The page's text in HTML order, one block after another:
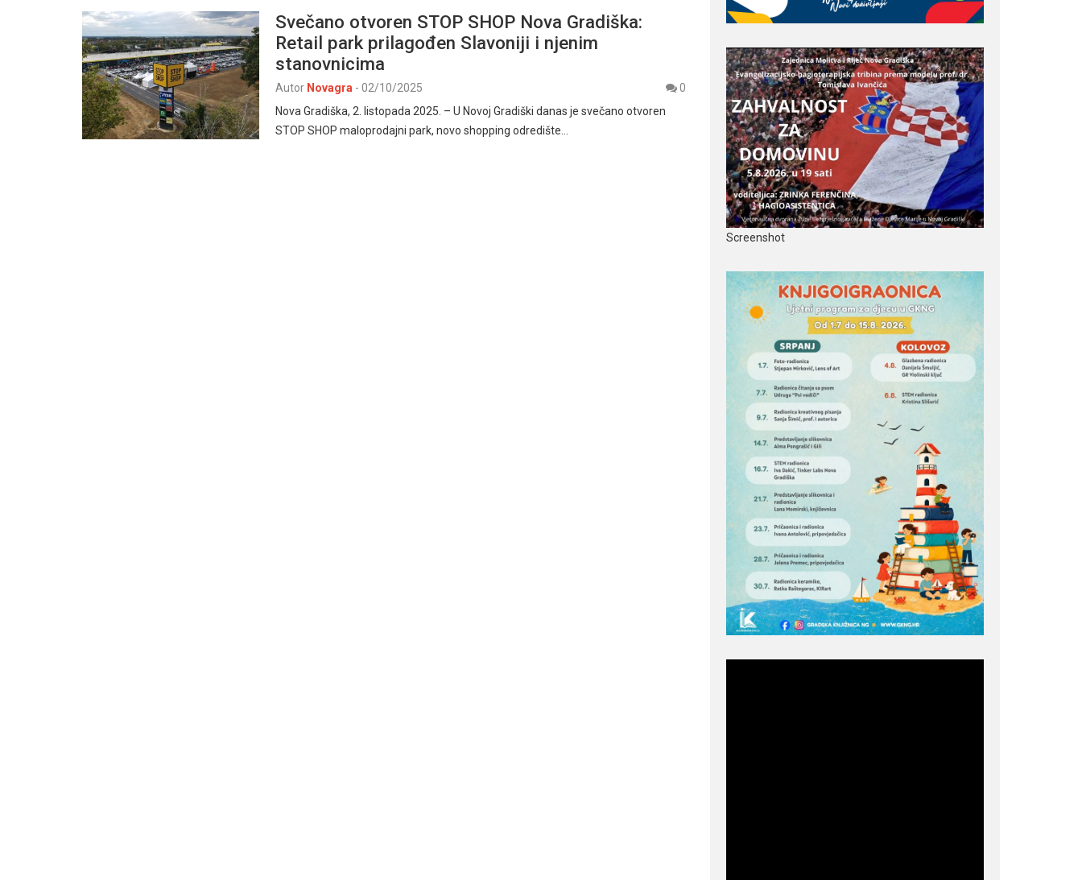
Svečano otvoren STOP SHOP Nova Gradiška:
Retail park prilagođen Slavoniji i njenim
stanovnicima
Autor Novagra - 02/10/2025
0
Nova Gradiška, 2. listopada 2025. – U Novoj Gradiški danas je svečano otvoren
STOP SHOP maloprodajni park, novo shopping odredište…
Screenshot